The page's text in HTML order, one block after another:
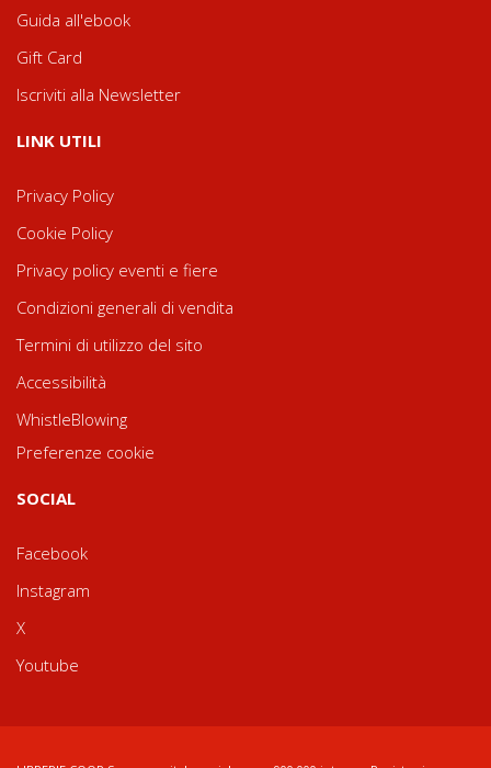
Guida all'ebook
Gift Card
Iscriviti alla Newsletter
LINK UTILI
Privacy Policy
Cookie Policy
Privacy policy eventi e fiere
Condizioni generali di vendita
Termini di utilizzo del sito
Accessibilità
WhistleBlowing
Preferenze cookie
SOCIAL
Facebook
Instagram
X
Youtube